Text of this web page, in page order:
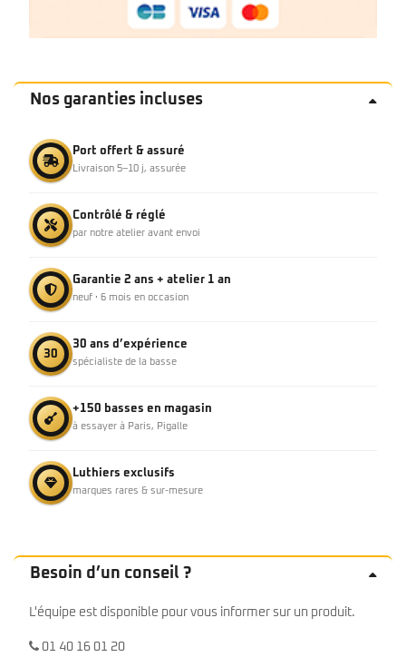
Nos garanties incluses
Port offert & assuré
Livraison 5–10 j, assurée
Contrôlé & réglé
par notre atelier avant envoi
Garantie 2 ans + atelier 1 an
neuf · 6 mois en occasion
30
30 ans d’expérience
spécialiste de la basse
+150 basses en magasin
à essayer à Paris, Pigalle
Luthiers exclusifs
marques rares & sur-mesure
Besoin d’un conseil ?
L'équipe est disponible pour vous informer sur un produit.
01 40 16 01 20